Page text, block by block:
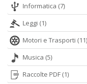
Informatica (7)
Leggi (1)
Motori e Trasporti (11)
Musica (5)
Raccolte PDF (1)